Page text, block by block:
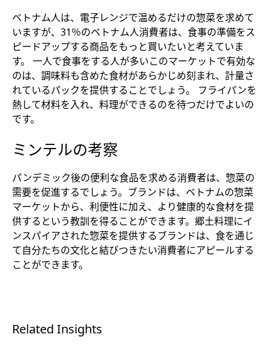
ベトナム人は、電子レンジで温めるだけの惣菜を求めて
いますが、31％のベトナム人消費者は、食事の準備をス
ピードアップする商品をもっと買いたいと考えていま
す。 一人で食事をする人が多いこのマーケットで有効な
のは、調味料も含めた食材があらかじめ刻まれ、計量さ
れているパックを提供することでしょう。 フライパンを
熱して材料を入れ、料理ができるのを待つだけでよいの
です。
ミンテルの考察
パンデミック後の便利な食品を求める消費者は、惣菜の
需要を促進するでしょう。ブランドは、ベトナムの惣菜
マーケットから、利便性に加え、より健康的な食材を提
供するという教訓を得ることができます。郷土料理にイ
ンスパイアされた惣菜を提供するブランドは、食を通じ
て自分たちの文化と結びつきたい消費者にアピールする
ことができます。
Related Insights